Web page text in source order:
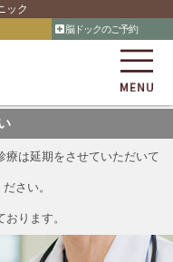
ック
脳ドックのご予約
外来のご予約
MENU
療は延期をさせていただいて
さい。
ります。